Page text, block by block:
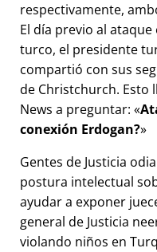
respectivamente,
El día previo al
turco, el presidente
compartió con sus
de Christchurch. Esto
News a preguntar:
conexión Erdogan?
Gentes de Justicia
postura intelectual
ayudar a exponer
general de Justicia
violando niños en